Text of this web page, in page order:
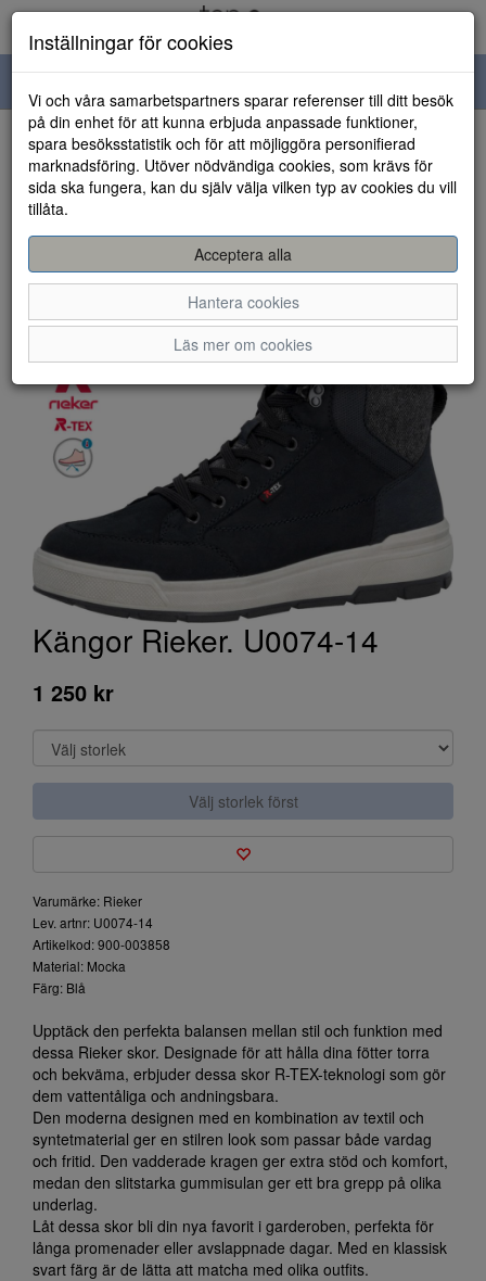
navigation
HEM
Kängor Rieker. U0074-14
1 250 kr
Välj storlek först
Varumärke: Rieker
Lev. artnr: U0074-14
Artikelkod: 900-003858
Material: Mocka
Färg: Blå
Upptäck den perfekta balansen mellan stil och funktion med
dessa Rieker skor. Designade för att hålla dina fötter torra
och bekväma, erbjuder dessa skor R-TEX-teknologi som gör
dem vattentåliga och andningsbara.
Den moderna designen med en kombination av textil och
syntetmaterial ger en stilren look som passar både vardag
och fritid. Den vadderade kragen ger extra stöd och komfort,
medan den slitstarka gummisulan ger ett bra grepp på olika
underlag.
Låt dessa skor bli din nya favorit i garderoben, perfekta för
långa promenader eller avslappnade dagar. Med en klassisk
svart färg är de lätta att matcha med olika outfits.
Inställningar för cookies
Vi och våra samarbetspartners sparar referenser till ditt besök
på din enhet för att kunna erbjuda anpassade funktioner,
spara besöksstatistik och för att möjliggöra personifierad
marknadsföring. Utöver nödvändiga cookies, som krävs för
sida ska fungera, kan du själv välja vilken typ av cookies du vill
tillåta.
Acceptera alla
Hantera cookies
Läs mer om cookies